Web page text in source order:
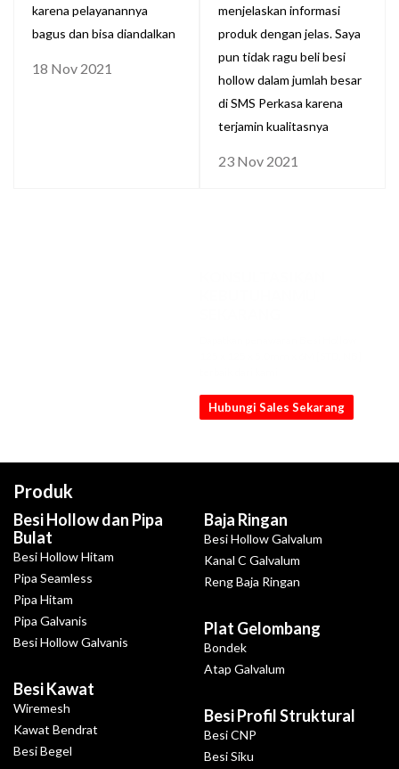
karena pelayanannya
bagus dan bisa diandalkan
18 Nov 2021
menjelaskan informasi
produk dengan jelas. Saya
pun tidak ragu beli besi
hollow dalam jumlah besar
di SMS Perkasa karena
terjamin kualitasnya
23 Nov 2021
Hubungi Sales Sekarang
Produk
Besi Hollow dan Pipa
Bulat
Besi Hollow Hitam
Pipa Seamless
Pipa Hitam
Pipa Galvanis
Besi Hollow Galvanis
Besi Kawat
Wiremesh
Kawat Bendrat
Besi Begel
Baja Ringan
Besi Hollow Galvalum
Kanal C Galvalum
Reng Baja Ringan
Plat Gelombang
Bondek
Atap Galvalum
Besi Profil Struktural
Besi CNP
Besi Siku